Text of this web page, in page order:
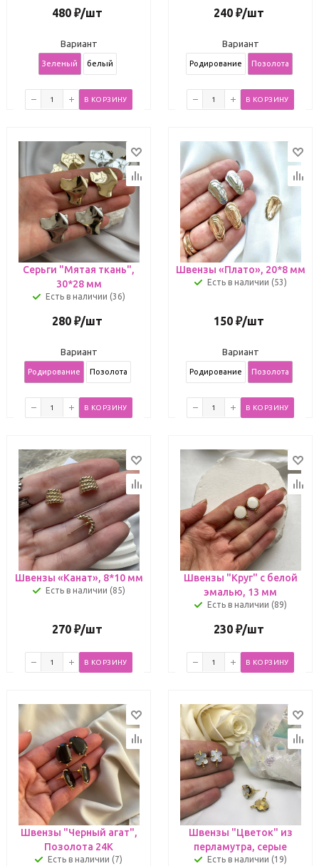
480 ₽/шт
Вариант
Зеленый белый
В КОРЗИНУ
240 ₽/шт
Вариант
Родирование Позолота
В КОРЗИНУ
Серьги "Мятая ткань",
30*28 мм
Есть в наличии (36)
280 ₽/шт
Вариант
Родирование Позолота
В КОРЗИНУ
Швензы «Плато», 20*8 мм
Есть в наличии (53)
150 ₽/шт
Вариант
Родирование Позолота
В КОРЗИНУ
Швензы «Канат», 8*10 мм
Есть в наличии (85)
270 ₽/шт
В КОРЗИНУ
Швензы "Круг" с белой
эмалью, 13 мм
Есть в наличии (89)
230 ₽/шт
В КОРЗИНУ
Швензы "Черный агат",
Позолота 24К
Есть в наличии (7)
Швензы "Цветок" из
перламутра, серые
Есть в наличии (19)